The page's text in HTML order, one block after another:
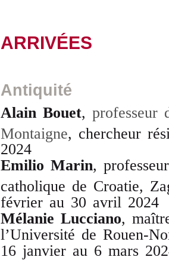
ARRIVÉES
Antiquité
Alain Bouet, professeur
Montaigne, chercheur
2024
Emilio Marin,
catholique de Croatie,
février au 30 avril 2024
Mélanie Lucciano,
l’Université de Rouen-
16 janvier au 6 mars